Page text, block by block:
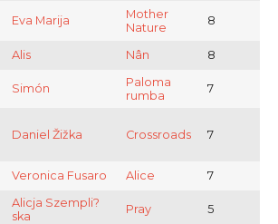
Eva Marija
Mother
Nature
8
Alis Nân 8
Simón
Paloma
rumba
7
Daniel Žižka Crossroads 7
Veronica Fusaro Alice 7
Alicja Szempli?
ska
Pray 5